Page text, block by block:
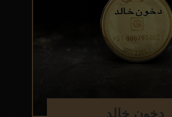
دخون خالد